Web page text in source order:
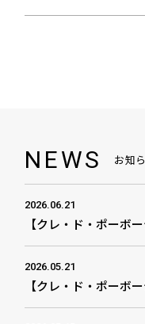
NEWS お知
2026.06.21
2026.05.21